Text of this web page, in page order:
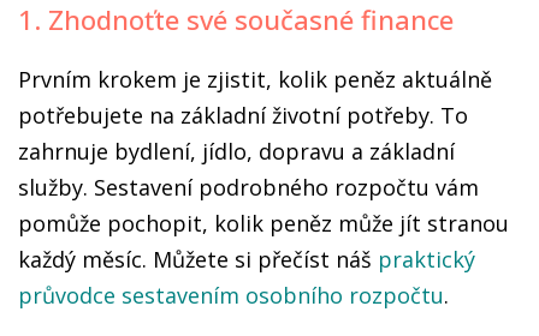
1. Zhodnoťte své současné finance
Prvním krokem je zjistit, kolik peněz aktuálně
potřebujete na základní životní potřeby. To
zahrnuje bydlení, jídlo, dopravu a základní
služby. Sestavení podrobného rozpočtu vám
pomůže pochopit, kolik peněz může jít stranou
každý měsíc. Můžete si přečíst náš praktický
průvodce sestavením osobního rozpočtu.